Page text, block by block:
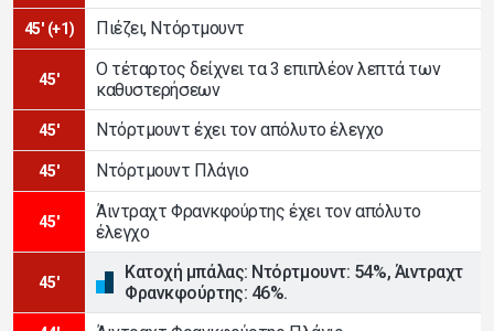
45' (+1) Πιέζει, Ντόρτμουντ
45'
Ο τέταρτος δείχνει τα 3 επιπλέον λεπτά των
καθυστερήσεων
45' Ντόρτμουντ έχει τον απόλυτο έλεγχο
45' Ντόρτμουντ Πλάγιο
45'
Άιντραχτ Φρανκφούρτης έχει τον απόλυτο
έλεγχο
45'
Κατοχή μπάλας: Ντόρτμουντ: 54%, Άιντραχτ
Φρανκφούρτης: 46%.